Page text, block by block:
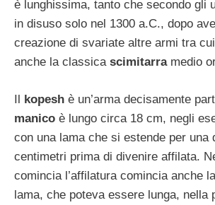
è lunghissima, tanto che secondo gli
in disuso solo nel 1300 a.C., dopo
creazione di svariate altre armi tra
anche la classica scimitarramedio
Il kopesh è un’arma decisamente
manico è lungo circa 18 cm, negli
con una lama che si estende per una
centimetri prima di divenire affilata.
comincia l’affilatura comincia anche
lama, che poteva essere lunga, nella